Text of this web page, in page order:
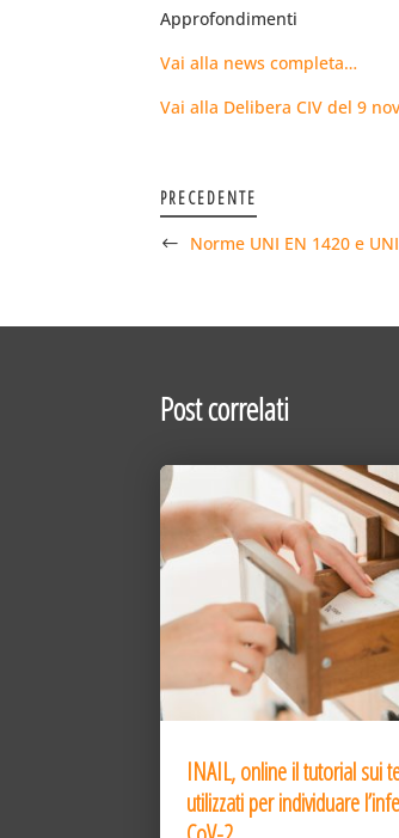
Approfondimenti
Vai alla news completa…
Vai alla Delibera CIV del 9
PRECEDENTE
Norme UNI EN 1420 e
Post correlati
INAIL, online il tutorial sui
utilizzati per individuare